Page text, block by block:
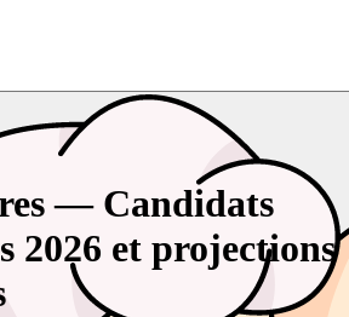
— Candidats
2026 et projections